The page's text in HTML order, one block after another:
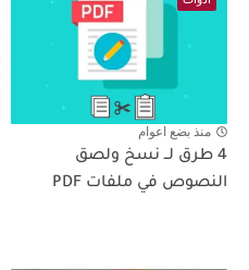
منذ بضع اعوام
4 طرق لــ نسخ ولصق
النصوص في ملفات PDF